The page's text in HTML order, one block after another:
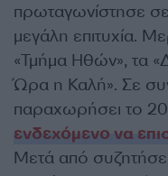
πρωταγωνίστησε
μεγάλη επιτυχία.
«Τμήμα Ηθών», τα
Ώρα η Καλή». Σε
παραχωρήσει το
ενδεχόμενο να
Μετά από